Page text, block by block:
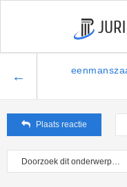
←
Plaats reactie